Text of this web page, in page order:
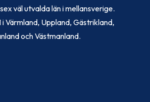
väl utvalda län i mellansverige.
i Värmland, Uppland, Gästrikland,
och Västmanland.